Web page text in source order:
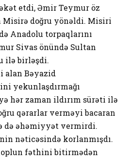
etdi, Əmir Teymur öz
Misirə doğru yönəldi. Misiri
Anadolu torpaqlarını
Sivas önündə Sultan
ilə birləşdi.
alan Bəyazid
yekunlaşdırmağı
hər zaman ildırım sürəti ilə
qərarlar verməyi bacaran
də əhəmiyyət vermirdi.
nəticəsində korlanmışdı.
fəthini bitirmədən